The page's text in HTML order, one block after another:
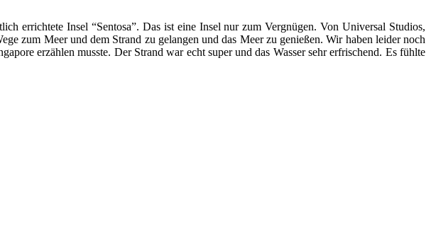
errichtete Insel “Sentosa”. Das ist eine Insel nur zum Vergnügen. Von Universal Studios,
zum Meer und dem Strand zu gelangen und das Meer zu genießen. Wir haben leider noch
erzählen musste. Der Strand war echt super und das Wasser sehr erfrischend. Es fühlte